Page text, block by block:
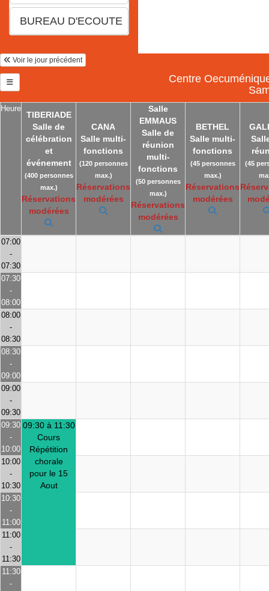
Voir le jour précédent
Centre
Heure
TIBERIADE
Salle de
célébration
et
événement
(400 personnes
max.)
Réservations
modérées
CANA
Salle multi-
fonctions
(120 personnes
max.)
Réservations
modérées
Salle
EMMAUS
Salle de
réunion
multi-
fonctions
(50 personnes
max.)
Réservations
modérées
BETHEL
Salle multi-
fonctions
(45 personnes
max.)
Réservations
modérées
(45
07:00
-
07:30
07:30
-
08:00
08:00
-
08:30
08:30
-
09:00
09:00
-
09:30
09:30
-
10:00
09:30 à 11:30
Cours
Répétition
chorale
pour le 15
Aout
10:00
-
10:30
10:30
-
11:00
11:00
-
11:30
11:30
-